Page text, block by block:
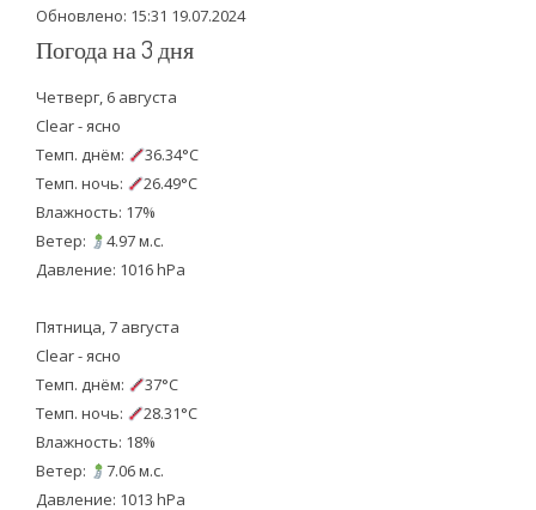
Обновлено: 15:31 19.07.2024
Погода на 3 дня
Четверг, 6 августа
Clear - ясно
Темп. днём:
36.34°C
Темп. ночь:
26.49°C
Влажность: 17%
Ветер:
4.97 м.с.
Давление: 1016 hPa
Пятница, 7 августа
Clear - ясно
Темп. днём:
37°C
Темп. ночь:
28.31°C
Влажность: 18%
Ветер:
7.06 м.с.
Давление: 1013 hPa